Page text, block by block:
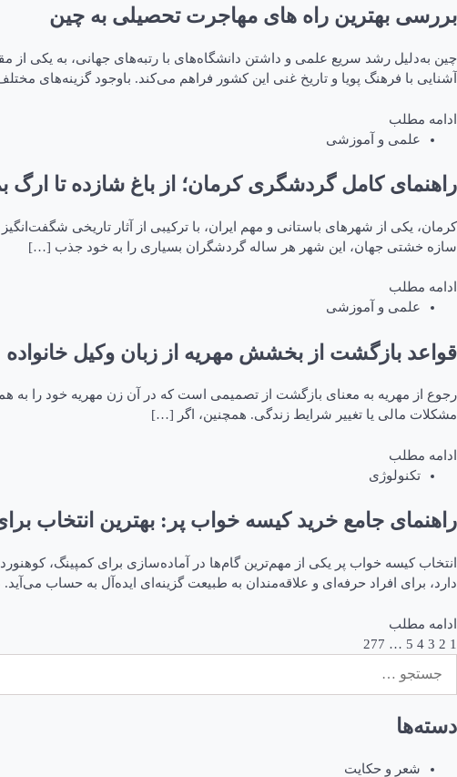
بررسی بهترین راه های مهاجرت تحصیلی به چین
چین به‌دلیل رشد سریع علمی و داشتن دانشگاه‌های با رتبه‌های جهانی، به یکی
آشنایی با فرهنگ پویا و تاریخ غنی این کشور فراهم می‌کند. باوجود گزینه‌های
ادامه مطلب
علمی و آموزشی
راهنمای کامل گردشگری کرمان؛ از باغ شازده تا ارگ
کرمان، یکی از شهرهای باستانی و مهم ایران، با ترکیبی از آثار تاریخی
سازه خشتی جهان، این شهر هر ساله گردشگران بسیاری را به خود جذب […]
ادامه مطلب
علمی و آموزشی
قواعد بازگشت از بخشش مهریه از زبان وکیل خانواده
رجوع از مهریه به معنای بازگشت از تصمیمی است که در آن زن مهریه خود را
مشکلات مالی یا تغییر شرایط زندگی. همچنین، اگر […]
ادامه مطلب
تکنولوژی
راهنمای جامع خرید کیسه خواب پر: بهترین انتخاب
انتخاب کیسه خواب پر یکی از مهم‌ترین گام‌ها در آماده‌سازی برای کمپینگ،
دارد، برای افراد حرفه‌ای و علاقه‌مندان به طبیعت گزینه‌ای ایده‌آل به حساب
ادامه مطلب
راهبری
نوشته‌ها
1
2
3
4
5
…
277
برای:
دسته‌ها
شعر و حکایت